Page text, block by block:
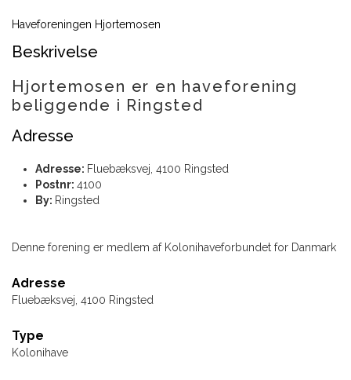
Haveforeningen Hjortemosen
Beskrivelse
Hjortemosen er en haveforening
beliggende i Ringsted
Adresse
Adresse: Fluebæksvej, 4100 Ringsted
Postnr: 4100
By: Ringsted
Denne forening er medlem af Kolonihaveforbundet for Danmark
Adresse
Fluebæksvej, 4100 Ringsted
Type
Kolonihave